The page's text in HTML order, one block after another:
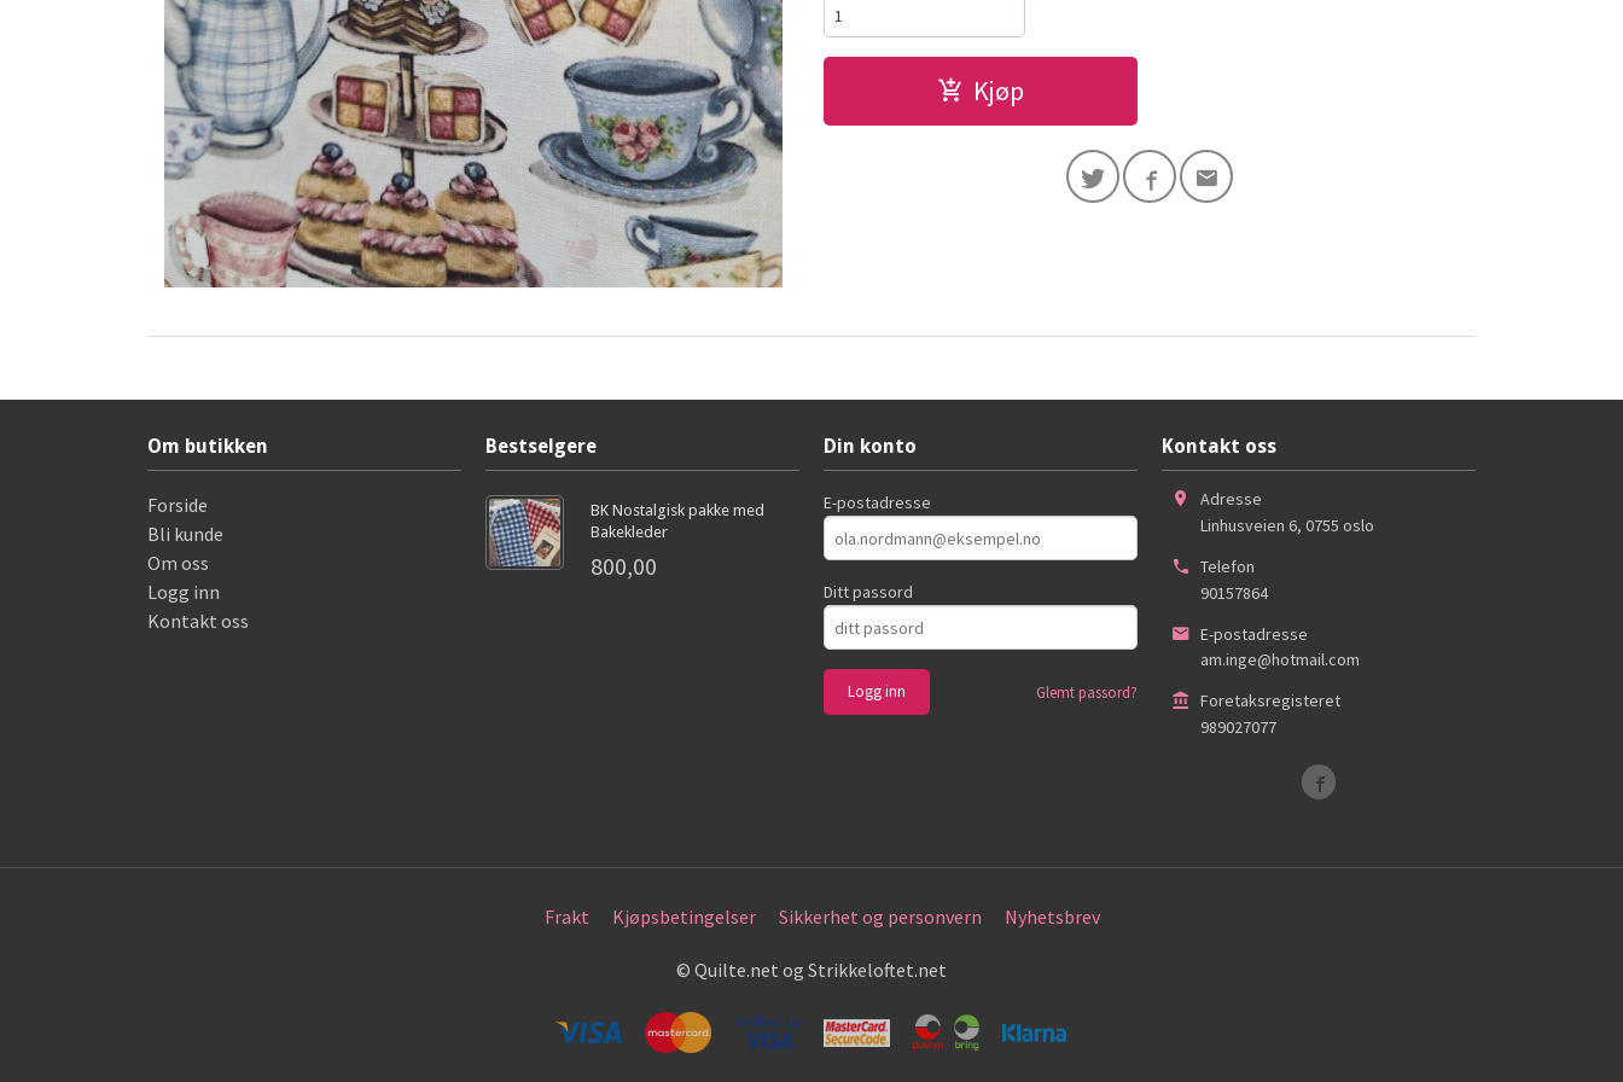
Kjøp
Om butikken
Forside
Bli kunde
Om oss
Logg inn
Kontakt oss
Bestselgere
BK Nostalgisk pakke med
Bakekleder
800,00
Din konto
E-postadresse
Ditt passord
Glemt passord?
Kontakt oss
Adresse
Linhusveien 6, 0755 oslo
Telefon
90157864
E-postadresse
am.inge@hotmail.com
Foretaksregisteret
989027077
Frakt Kjøpsbetingelser Sikkerhet og personvern Nyhetsbrev
© Quilte.net og Strikkeloftet.net